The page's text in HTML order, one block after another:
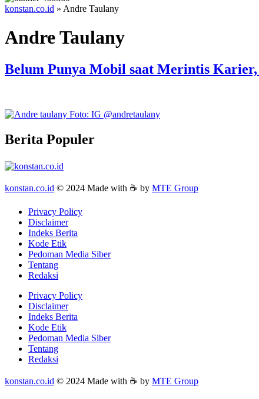
konstan.co.id » Andre Taulany
Andre Taulany
Belum Punya Mobil saat Merintis
Berita Populer
konstan.co.id © 2024 Made with ☕ by MTE Group
Privacy Policy
Disclaimer
Indeks Berita
Kode Etik
Pedoman Media Siber
Tentang
Redaksi
Privacy Policy
Disclaimer
Indeks Berita
Kode Etik
Pedoman Media Siber
Tentang
Redaksi
konstan.co.id © 2024 Made with ☕ by MTE Group